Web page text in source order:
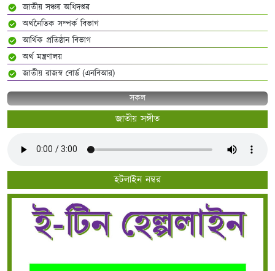
জাতীয় সঞ্চয় অধিদপ্তর
অর্থনৈতিক সম্পর্ক বিভাগ
আর্থিক প্রতিষ্ঠান বিভাগ
অর্থ মন্ত্রণালয়
জাতীয় রাজস্ব বোর্ড (এনবিআর)
সকল
জাতীয় সঙ্গীত
হটলাইন নম্বর